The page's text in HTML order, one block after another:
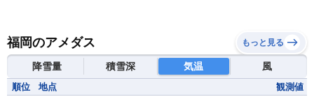
福岡のアメダス もっと見る
降雪量 積雪深 気温 風
順位 地点 観測値